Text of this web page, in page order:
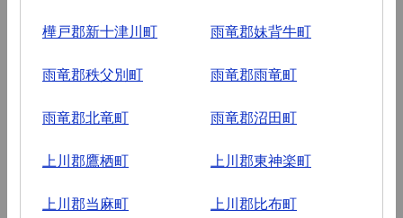
樺戸郡新十津川町 雨竜郡妹背牛町
雨竜郡秩父別町 雨竜郡雨竜町
雨竜郡北竜町 雨竜郡沼田町
上川郡鷹栖町 上川郡東神楽町
上川郡当麻町 上川郡比布町